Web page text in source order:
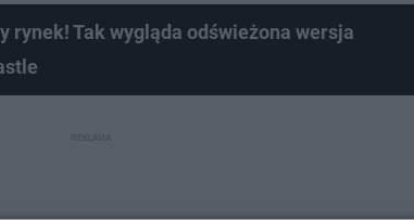
rynek! Tak wygląda odświeżona wersja